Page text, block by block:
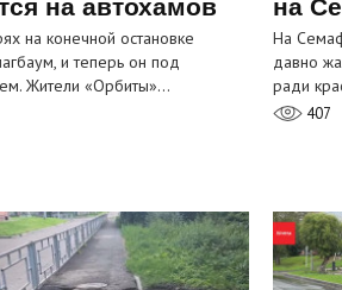
на автохамов
на конечной остановке
и теперь он под
Жители «Орбиты»…
на
На
давно
ради
407